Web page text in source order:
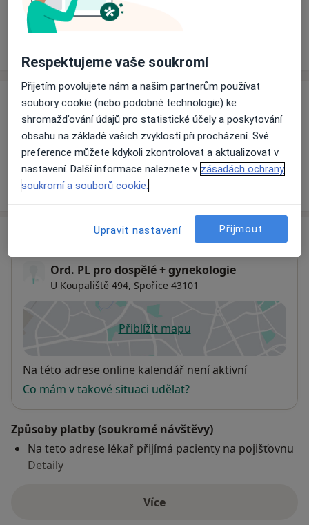
Ceník
Informace o službách a cenách nejsou k dispozici
Tento specialista ještě nepřidával žádné informace o
svých službách.
Ord. PL pro dospělé + gynekologie
U Koupaliště 494, Spořice 43101
Přiblížit mapuse otevře v nové záložce
Dostupnost
Na této adrese online kalendář není aktivní
Co mám v takové situaci udělat?
Způsoby platby (soukromé návštěvy)
Na teto adrese lékař přijímá pacienty na pojišťovnu
Detaily
Víceo adrese
Respektujeme vaše soukromí
Přijetím povolujete nám a našim partnerům používat
soubory cookie (nebo podobné technologie) ke
shromažďování údajů pro statistické účely a poskytování
obsahu na základě vašich zvyklostí při procházení. Své
preference můžete kdykoli zkontrolovat a aktualizovat v
nastavení. Další informace naleznete v zásadách ochrany
soukromí a souborů cookie.
Upravit nastavení Přijmout